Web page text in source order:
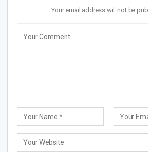
Your email address will not be